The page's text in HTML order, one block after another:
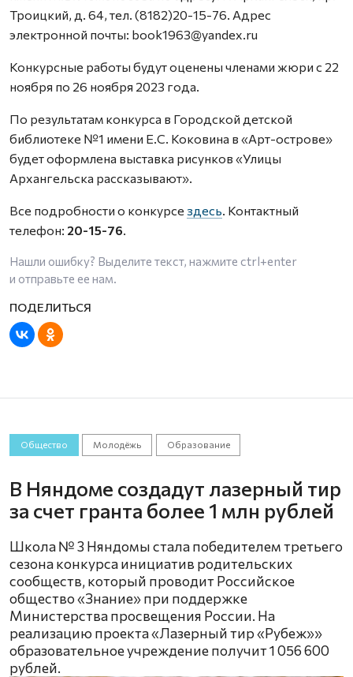
Троицкий, д. 64, тел. (8182)20-15-76. Адрес
электронной почты: book1963@yandex.ru
Конкурсные работы будут оценены членами жюри с 22
ноября по 26 ноября 2023 года.
По результатам конкурса в Городской детской
библиотеке №1 имени Е.С. Коковина в «Арт-острове»
будет оформлена выставка рисунков «Улицы
Архангельска рассказывают».
Все подробности о конкурсе здесь. Контактный
телефон: 20-15-76.
Нашли ошибку? Выделите текст, нажмите ctrl+enter
и отправьте ее нам.
Общество Молодёжь Образование
В Няндоме создадут лазерный тир
за счет гранта более 1 млн рублей
Школа № 3 Няндомы стала победителем третьего
сезона конкурса инициатив родительских
сообществ, который проводит Российское
общество «Знание» при поддержке
Министерства просвещения России. На
реализацию проекта «Лазерный тир «Рубеж»»
образовательное учреждение получит 1 056 600
рублей.